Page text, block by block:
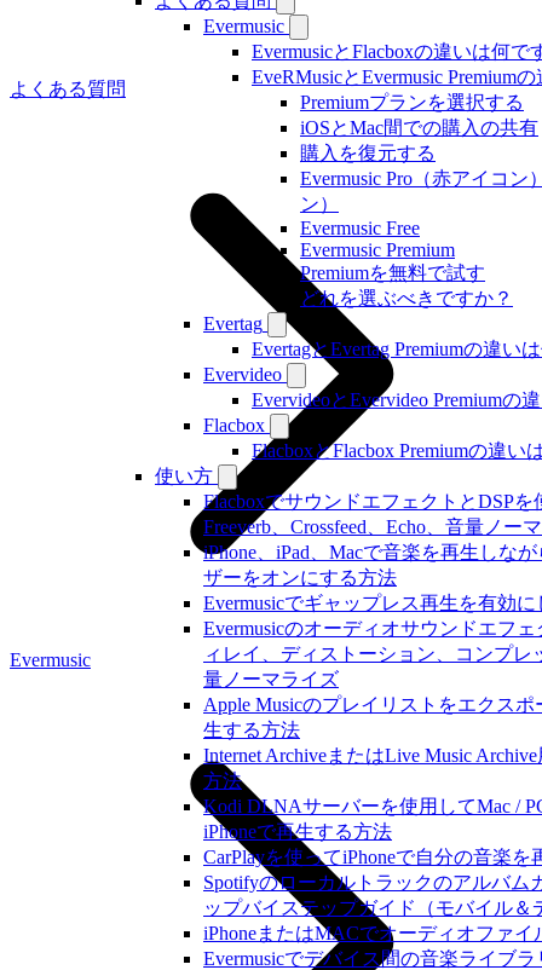
Evermusic
EvermusicとFlacboxの違いは何で
EveRMusicとEvermusic Premium
Premiumプランを選択する
iOSとMac間での購入の共有
購入を復元する
Evermusic Pro（赤アイコン
ン）
Evermusic Free
Evermusic Premium
Premiumを無料で試す
どれを選ぶべきですか？
Evertag
EvertagとEvertag Premiumの違い
Evervideo
EvervideoとEvervideo Premiumの
Flacbox
FlacboxとFlacbox Premiumの違い
使い方
FlacboxでサウンドエフェクトとDSPを
Freeverb、Crossfeed、Echo、音量ノー
iPhone、iPad、Macで音楽を再生しな
ザーをオンにする方法
Evermusicでギャップレス再生を有効
Evermusicのオーディオサウンドエフ
ィレイ、ディストーション、コンプ
量ノーマライズ
Apple Musicのプレイリストをエクスポ
生する方法
Internet ArchiveまたはLive Music
方法
Kodi DLNAサーバーを使用してMac /
iPhoneで再生する方法
CarPlayを使ってiPhoneで自分の音楽を
Spotifyのローカルトラックのアルバム
ップバイステップガイド（モバイル＆
iPhoneまたはMACでオーディオファ
Evermusicでデバイス間の音楽ライブ
よくある質問
Evermusic